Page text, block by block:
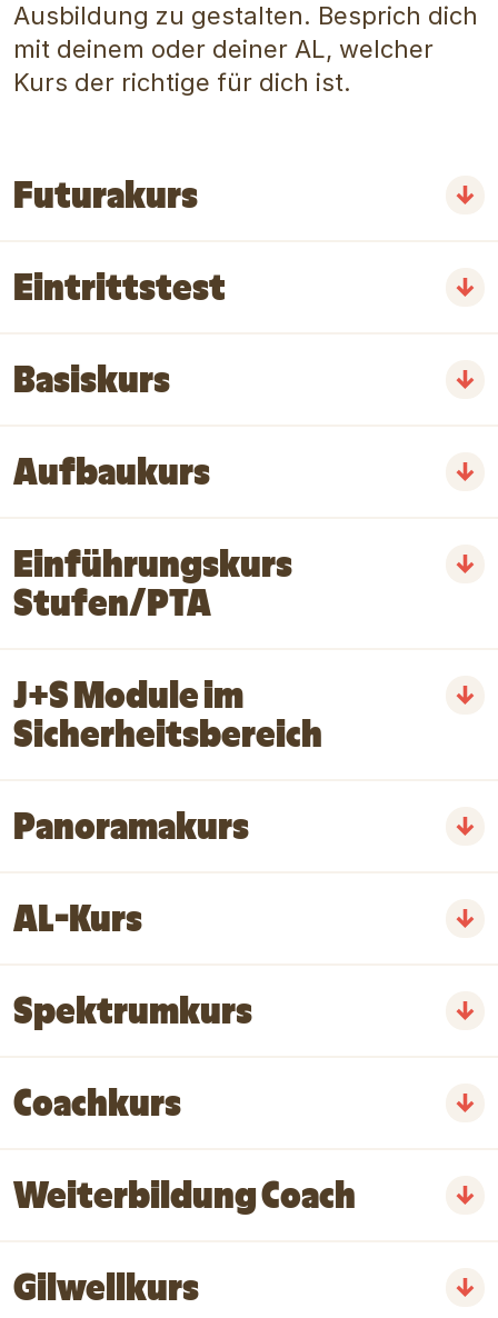
Ausbildung zu gestalten. Besprich dich
mit deinem oder deiner AL, welcher
Kurs der richtige für dich ist.
Futurakurs
Eintrittstest
Basiskurs
Aufbaukurs
Einführungskurs
Stufen/PTA
J+S Module im
Sicherheitsbereich
Panoramakurs
AL-Kurs
Spektrumkurs
Coachkurs
Weiterbildung Coach
Gilwellkurs